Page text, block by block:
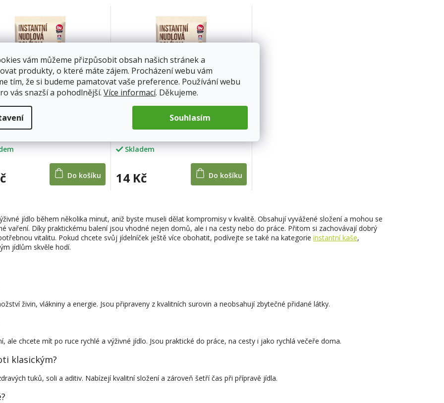
vám můžeme přizpůsobit obsah našich stránek a
produkty, o které máte zájem. Procházení webu vám
tím, že si budeme pamatovat vaše preference. Používání webu
vás snazší a pohodlnější. Více informací. Děkujeme.
Souhlasím
nudlová polévka dýňová
Do košíku
In Taste nudlová polévka hříbková
Skladem
14 Kč Do košíku
l
á
d
k
ý
p
u
jídlo během několika minut, aniž byste museli dělat kompromisy v kvalitě. Obsahují vyvážené složení a mohou se
vaření. Díky praktickému balení jsou vhodné nejen domů, ale i na cesty nebo do práce. Přitom si zachovávají dobrý
vitalitu. Pokud chcete svůj jídelníček ještě více obohatit, podívejte se také na kategorie instantní kaše,
jídlům skvěle hodí.
živin, vlákniny a energie. Jsou připraveny z kvalitních surovin a neobsahují zbytečné přidané látky.
ale chcete mít po ruce rychlé a výživné jídlo. Jsou praktické do práce, na cesty i jako rychlá večeře doma.
klasickým?
tuků, soli a aditiv. Nabízejí kvalitní složení a zároveň šetří čas při přípravě jídla.